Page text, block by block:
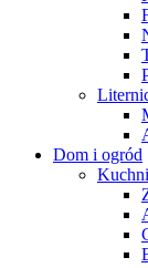
Dom i ogród